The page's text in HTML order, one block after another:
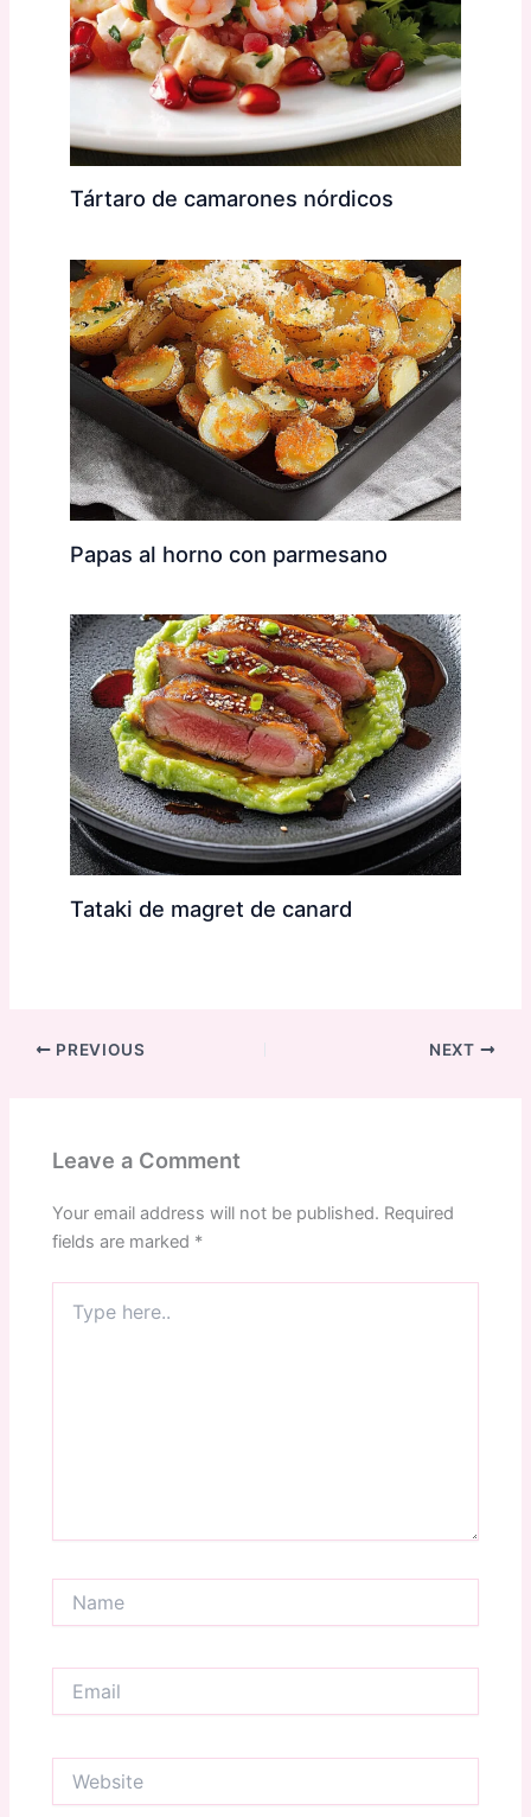
Tártaro de camarones nórdicos
Papas al horno con parmesano
Tataki de magret de canard
PREVIOUS NEXT
Leave a Comment
Your email address will not be published. Required
fields are marked *
here..